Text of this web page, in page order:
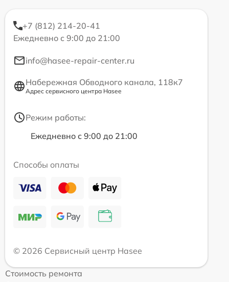
+7 (812) 214-20-41
Ежедневно с 9:00 до 21:00
info@hasee-repair-center.ru
Набережная Обводного канала, 118к7
Адрес сервисного центра Hasee
Режим работы:
Ежедневно с 9:00 до 21:00
Способы оплаты
© 2026 Сервисный центр Hasee
Стоимость ремонта